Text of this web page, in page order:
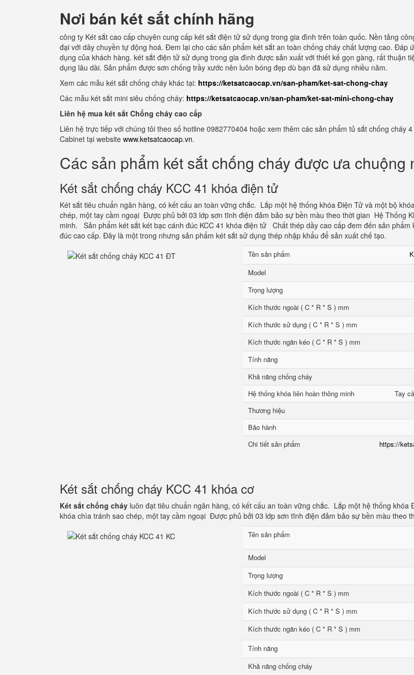
Nơi bán két sắt chính hãng
công ty Két sắt cao cấp chuyên cung cấp két sắt điện tử sử dụng trong gia đình trên toàn quốc. Nền tảng
đại với dây chuyền tự động hoá. Đem lại cho các sản phẩm két sắt an toàn chống cháy chất lượng cao. Đáp
dụng của khách hàng. két sắt điện tử sử dụng trong gia đình được sản xuất với thiết kế gọn gàng, rất thuận
dụng lâu dài. Sản phẩm được sơn chống trầy xước nên luôn bóng đẹp dù bạn đã sử dụng nhiều năm.
Xem các mẫu két sắt chống cháy khác tại: https://ketsatcaocap.vn/san-pham/ket-sat-chong-chay
Các mẫu két sắt mini siêu chống cháy: https://ketsatcaocap.vn/san-pham/ket-sat-mini-chong-chay
Liên hệ mua két sắt Chống cháy cao cấp
Liên hệ trực tiếp với chúng tôi theo số hotline 0982770404 hoặc xem thêm các sản phẩm tủ sắt chống cháy
Cabinet tại website www.ketsatcaocap.vn.
Các sản phẩm két sắt chống cháy được ưa chuộng
Két sắt chống cháy KCC 41 khóa điện tử
Két sắt tiêu chuẩn ngân hàng, có kết cấu an toàn vững chắc. Lắp một hệ thống khóa Điện Tử và một bộ
chép, một tay cầm ngoại Được phủ bởi 03 lớp sơn tĩnh điện đảm bảo sự bền màu theo thời gian Hệ Thống
minh. Sản phẩm két sắt két bạc cánh đúc KCC 41 khóa điện tử Chất thép dầy cao cấp đem đến sản phẩm
đúc cao cấp. Đây là một trong nhưng sản phẩm két sắt sử dụng thép nhập khẩu để sản xuất chế tạo.
Tên sản phẩm
Model
Trọng lượng
Kích thước ngoài ( C * R * S ) mm
Kích thước sử dụng ( C * R * S ) mm
Kích thước ngăn kéo ( C * R * S ) mm
Tính năng
Khả năng chống cháy
Hệ thống khóa liên hoàn thông minh
Tay
Thương hiệu
Bảo hành
Chi tiết sản phẩm
https://
Két sắt chống cháy KCC 41 khóa cơ
Két sắt chống cháy luôn đạt tiêu chuẩn ngân hàng, có kết cấu an toàn vững chắc. Lắp một hệ thống khóa
khóa chìa tránh sao chép, một tay cầm ngoại Được phủ bởi 03 lớp sơn tĩnh điện đảm bảo sự bền màu theo
Tên sản phẩm
Model
Trọng lượng
Kích thước ngoài ( C * R * S ) mm
Kích thước sử dụng ( C * R * S ) mm
Kích thước ngăn kéo ( C * R * S ) mm
Tính năng
Khả năng chống cháy